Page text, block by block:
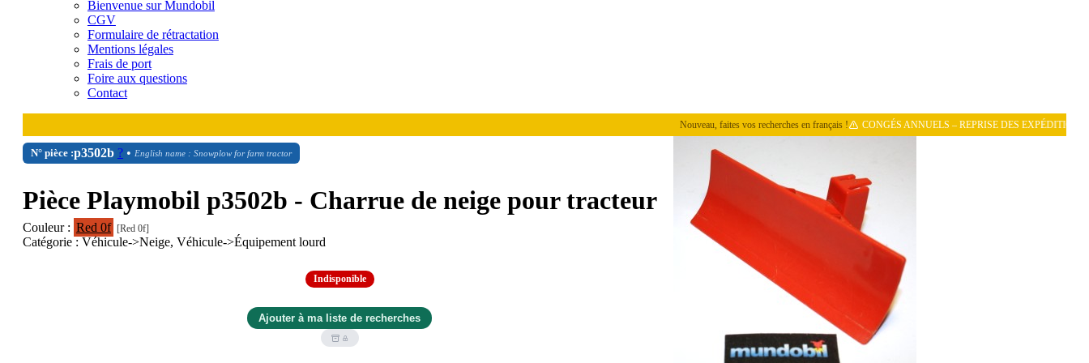
Bienvenue sur Mundobil
CGV
Formulaire de rétractation
Mentions légales
Frais de port
Foire aux questions
Contact
Nouveau, faites vos recherches en français ! CONGÉS ANNUELS – REPRISE DES EXPÉDITIONS LE
N° pièce :p3502b ?• English name : Snowplow for farm tractor
Pièce Playmobil p3502b - Charrue de neige pour tracteur
Couleur : Red 0f [Red 0f]
Catégorie : Véhicule->Neige, Véhicule->Équipement lourd
Indisponible